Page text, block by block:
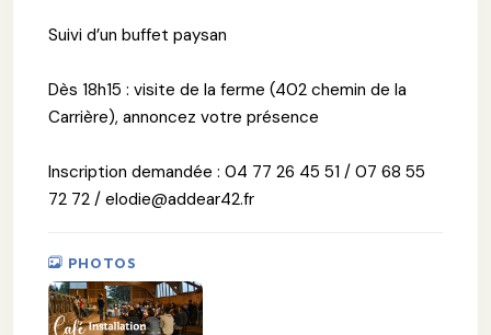
Suivi d’un buffet paysan
Dès 18h15 : visite de la ferme (402 chemin de la
Carrière), annoncez votre présence
Inscription demandée : 04 77 26 45 51 / 07 68 55
72 72 / elodie@addear42.fr
PHOTOS